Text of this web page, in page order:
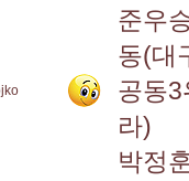
준우
동(대
공동
라)
박정